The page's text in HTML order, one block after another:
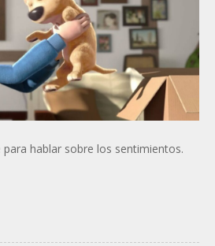
hablar sobre los sentimientos.